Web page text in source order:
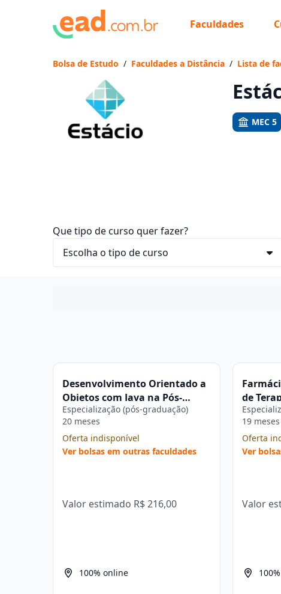
Faculdades
Bolsa de Estudo / Faculdades a Distância / Lista de
MEC 5
Que tipo de curso quer fazer?
Desenvolvimento Orientado a
Objetos com Java na Pós-
graduação Estácio
Especialização (pós-graduação)
20 meses
Oferta indisponível
Ver bolsas em outras faculdades
Valor estimado R$ 216,00
100% online
de
Pós-
19 meses
Oferta
Ver
Valor